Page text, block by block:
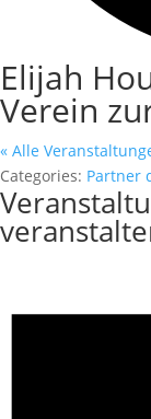
Elijah
Verein
« Alle
Categories: Partner